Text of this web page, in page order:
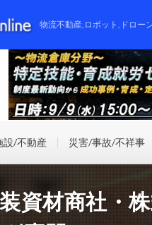
物流不動産,ロボット,ドロー
設/不動産 災害/事故/不祥事
資材商社・